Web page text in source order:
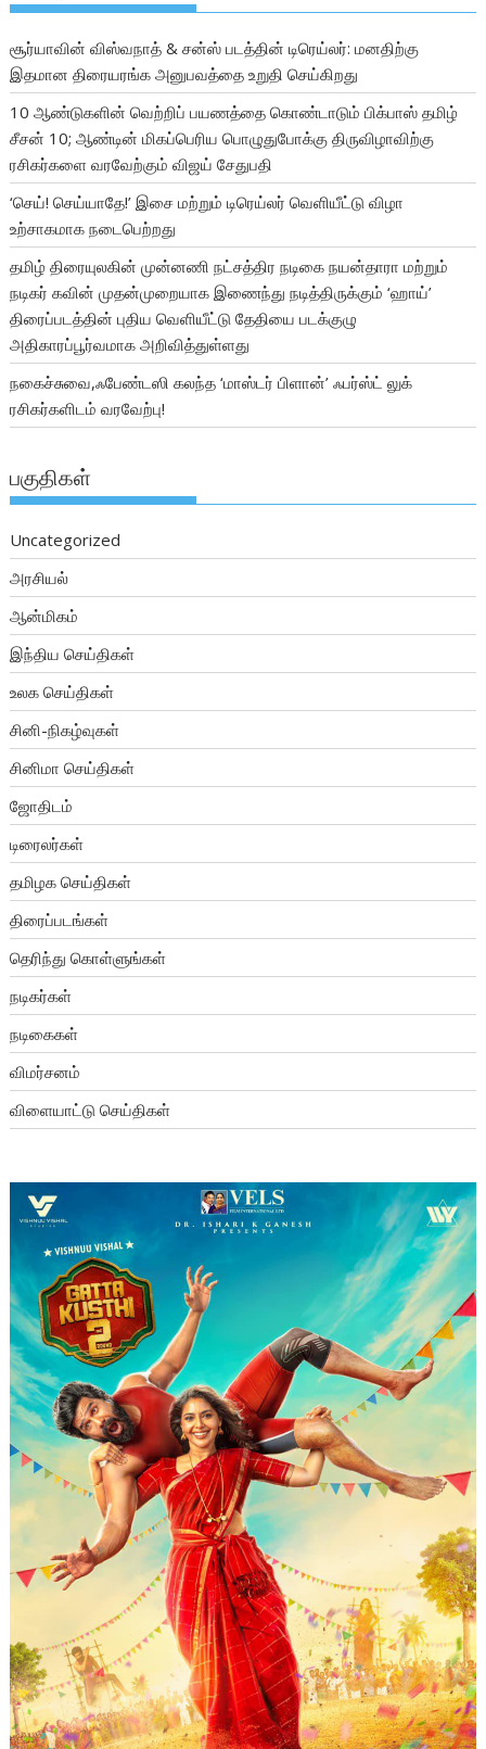
சூர்யாவின் விஸ்வநாத் & சன்ஸ் படத்தின் டிரெய்லர்: மனதிற்கு
இதமான திரையரங்க அனுபவத்தை உறுதி செய்கிறது
10 ஆண்டுகளின் வெற்றிப் பயணத்தை கொண்டாடும் பிக்பாஸ் தமிழ்
சீசன் 10; ஆண்டின் மிகப்பெரிய பொழுதுபோக்கு திருவிழாவிற்கு
ரசிகர்களை வரவேற்கும் விஜய் சேதுபதி
‘செய்! செய்யாதே!’ இசை மற்றும் டிரெய்லர் வெளியீட்டு விழா
உற்சாகமாக நடைபெற்றது
தமிழ் திரையுலகின் முன்னணி நட்சத்திர நடிகை நயன்தாரா மற்றும்
நடிகர் கவின் முதன்முறையாக இணைந்து நடித்திருக்கும் ‘ஹாய்’
திரைப்படத்தின் புதிய வெளியீட்டு தேதியை படக்குழு
அதிகாரப்பூர்வமாக அறிவித்துள்ளது
நகைச்சுவை,ஃபேண்டஸி கலந்த ‘மாஸ்டர் பிளான்’ ஃபர்ஸ்ட் லுக்
ரசிகர்களிடம் வரவேற்பு!
பகுதிகள்
Uncategorized
அரசியல்
ஆன்மிகம்
இந்திய செய்திகள்
உலக செய்திகள்
சினி-நிகழ்வுகள்
சினிமா செய்திகள்
ஜோதிடம்
டிரைலர்கள்
தமிழக செய்திகள்
திரைப்படங்கள்
தெரிந்து கொள்ளுங்கள்
நடிகர்கள்
நடிகைகள்
விமர்சனம்
விளையாட்டு செய்திகள்